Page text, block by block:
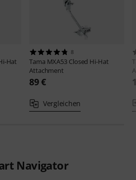
Hat
8
Tama MXA53 Closed Hi-Hat
Attachment
89 €
Vergleichen
Navigator